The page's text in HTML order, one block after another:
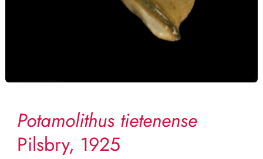
Potamolithus tietenense
Pilsbry, 1925